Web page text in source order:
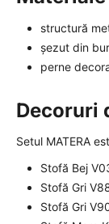
structură
șezut din
perne
Decoruri
Setul MATERA
Stofă Bej
Stofă Gri
Stofă Gri